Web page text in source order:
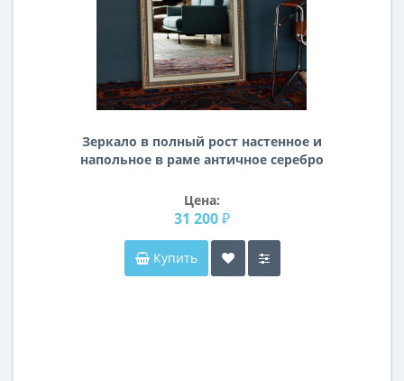
Зеркало в полный рост настенное и
напольное в раме античное серебро
Цена:
31 200 ₽
Купить